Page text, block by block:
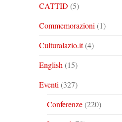
CATTID (5)
Commemorazioni (1)
Culturalazio.it(4)
English (15)
Eventi (327)
Conferenze(220)